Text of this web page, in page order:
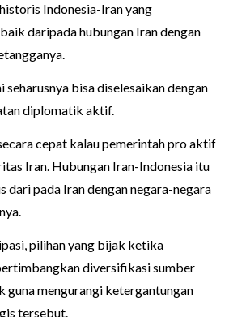
Indonesia-Iran yang
daripada hubungan Iran dengan
bisa diselesaikan dengan
diplomatik aktif.
cepat kalau pemerintah pro aktif
Iran. Hubungan Iran-Indonesia itu
dari pada Iran dengan negara-negara
pilihan yang bijak ketika
diversifikasi sumber
guna mengurangi ketergantungan
tersebut.